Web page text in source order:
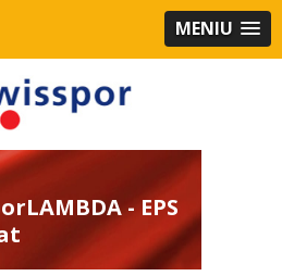
MENIU
- EPS